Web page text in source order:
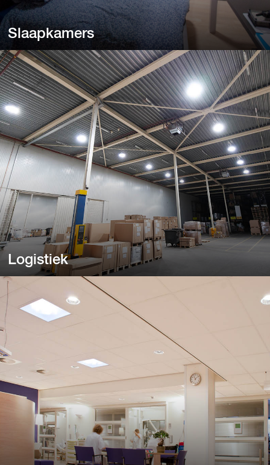
Slaapkamers
Slaapkamers
Een donkere slaapkamer kan overdag somber aanvoelen.
Logistiek
Van distributiehallen en loodsen tot magazijnen.